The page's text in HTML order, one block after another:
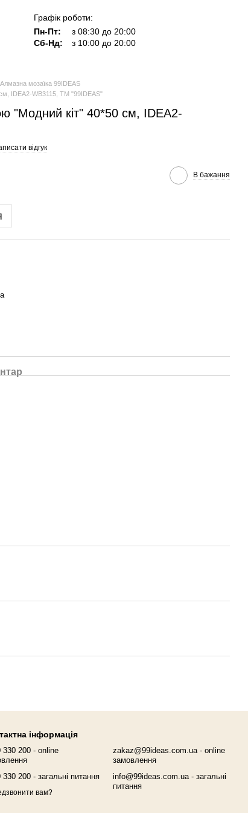
Графік роботи:
Пн-Пт:
з 08:30 до 20:00
Сб-Нд:
з 10:00 до 20:00
Алмазна мозаїка 99IDEAS
IDEA2-WB3115, ТМ "99IDEAS"
"Модний кіт" 40*50 см, IDEA2-
відгук
В бажання
інформація
330 200 - online
330 200 - загальні питання
вам?
zakaz@99ideas.com.ua - online
замовлення
info@99ideas.com.ua - загальні
питання